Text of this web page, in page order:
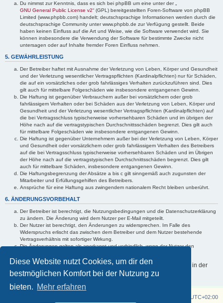
Diese Website nutzt Cookies, um dir den
bestmöglichen Komfort bei der Nutzung zu
bieten. Mehr erfahren
Du nimmst zur Kenntnis, dass es sich bei phpBB um eine unter der „
GNU General Public License v2“ (GPL) bereitgestellten Foren-Software von phpBB
Limited (www.phpbb.com) handelt; deutschsprachige Informationen werden durch die
deutschsprachige Community unter www.phpbb.de zur Verfügung gestellt. Beide
haben keinen Einfluss auf die Art und Weise, wie die Software verwendet wird. Sie
können insbesondere die Verwendung der Software für bestimmte Zwecke nicht
untersagen oder auf Inhalte fremder Foren Einfluss nehmen.
5. GEWÄHRLEISTUNG
Der Betreiber haftet mit Ausnahme der Verletzung von Leben, Körper und Gesundheit
und der Verletzung wesentlicher Vertragspflichten (Kardinalpflichten) nur für Schäden,
die auf ein vorsätzliches oder grob fahrlässiges Verhalten zurückzuführen sind. Dies
gilt auch für mittelbare Folgeschäden wie insbesondere entgangenen Gewinn.
Die Haftung ist gegenüber Verbrauchern außer bei vorsätzlichem oder grob
fahrlässigem Verhalten oder bei Schäden aus der Verletzung von Leben, Körper und
Gesundheit und der Verletzung wesentlicher Vertragspflichten (Kardinalpflichten) auf
die bei Vertragsschluss typischerweise vorhersehbaren Schäden und im übrigen der
Höhe nach auf die vertragstypischen Durchschnittsschäden begrenzt. Dies gilt auch
für mittelbare Folgeschäden wie insbesondere entgangenen Gewinn.
Die Haftung ist gegenüber Unternehmern außer bei der Verletzung von Leben, Körper
und Gesundheit oder vorsätzlichem oder grob fahrlässigem Verhalten des Betreibers
auf die bei Vertragsschluss typischerweise vorhersehbaren Schäden und im Übrigen
der Höhe nach auf die vertragstypischen Durchschnittsschäden begrenzt. Dies gilt
auch für mittelbare Schäden, insbesondere entgangenen Gewinn.
Die Haftungsbegrenzung der Absätze a bis c gilt sinngemäß auch zugunsten der
Mitarbeiter und Erfüllungsgehilfen des Betreibers.
Ansprüche für eine Haftung aus zwingendem nationalem Recht bleiben unberührt.
6. ÄNDERUNGSVORBEHALT
Der Betreiber ist berechtigt, die Nutzungsbedingungen und die Datenschutzerklärung
zu ändern. Die Änderung wird dem Nutzer per E-Mail mitgeteilt.
Der Nutzer ist berechtigt, den Änderungen zu widersprechen. Im Falle des
Widerspruchs erlischt das zwischen dem Betreiber und dem Nutzer bestehende
Vertragsverhältnis mit sofortiger Wirkung.
Die Änderungen gelten als anerkannt und verbindlich, wenn der Nutzer den
Informationen über den Umgang mit deinen persönlichen Daten sind in der
Datenschutzerklärung enthalten.
UTC+02:00